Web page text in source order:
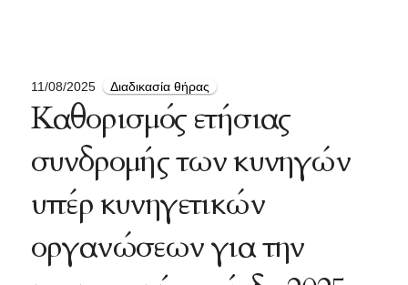
11/08/2025 Διαδικασία θήρας
Καθορισμός ετήσιας
συνδρομής των κυνηγών
υπέρ κυνηγετικών
οργανώσεων για την